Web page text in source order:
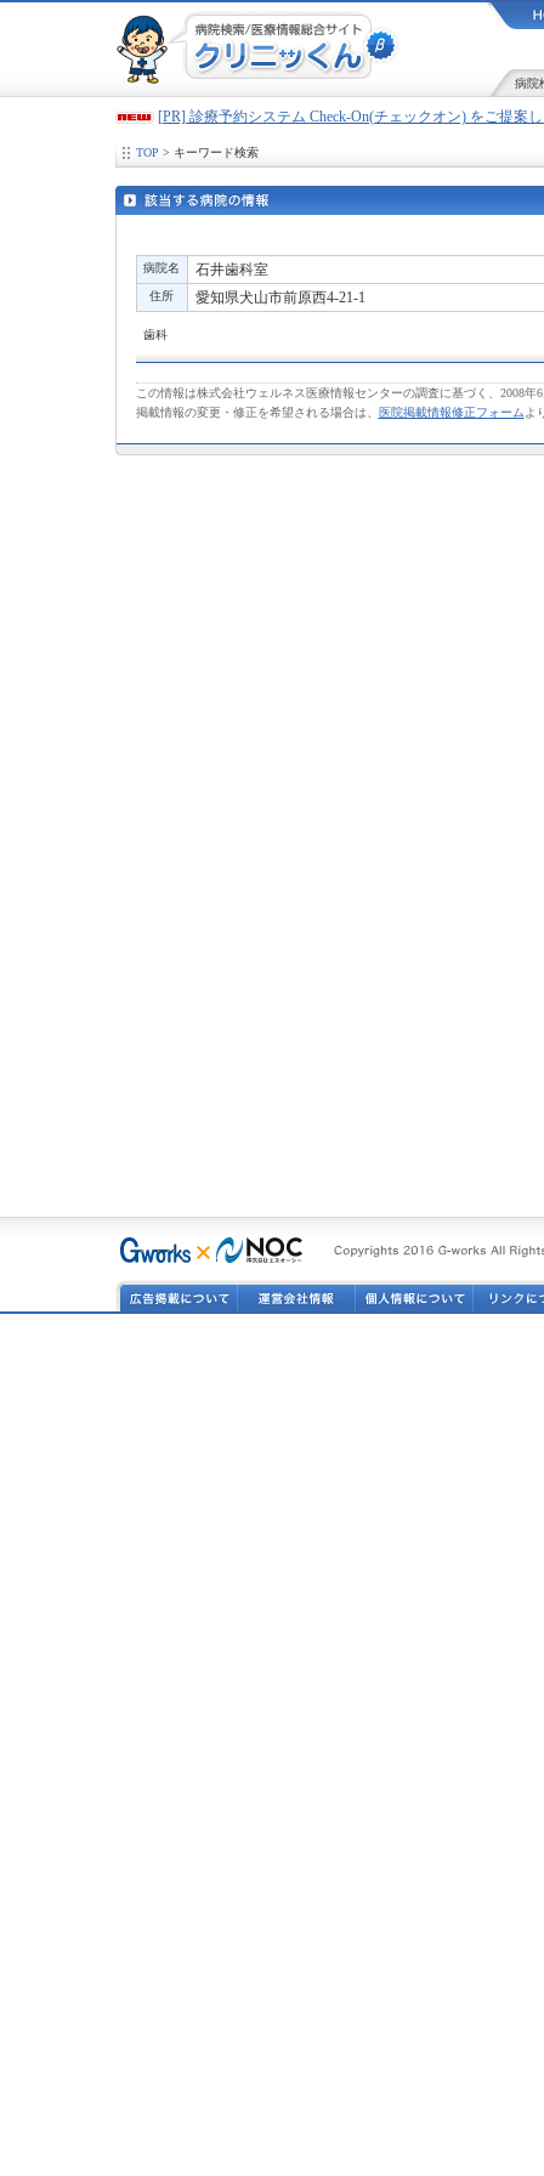
病院
[PR] 診療予約システム Check-On(チェックオン) をご提案
TOP > キーワード検索
病院名 石井歯科室
住所 愛知県犬山市前原西4-21-1
歯科
この情報は株式会社ウェルネス医療情報センターの調査に基づく、2008年
掲載情報の変更・修正を希望される場合は、
医院掲載情報修正フォーム よ